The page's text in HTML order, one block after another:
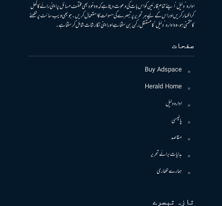
ادارہ ’دلیل‘ اپنے تمام قارئین کو اس بات کی دعوت دیتا ہے کہ وہ خود بھی مختلف مسائل پر اپنی رائے کا کھل
کر اظہار کریں اور اس کے لیے ہر تحریر پر تبصرے کی سہولت کا استعمال کریں۔ جو بھی ویب سائٹ پر لکھنے
کا متمنی ہو، وہ ادارہ ’دلیل‘ کا مستقل رکن بن سکتا ہے اور اپنی نگارشات شامل کرسکتا ہے۔
صفحات
Buy Adspace
Herald Home
ادارہ دلیل
پالیسی
مقاصد
ہدایات برائے تحریر
ہمارے لکھاری
تازہ تبصرے